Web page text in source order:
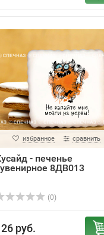
избранное сравнить
- печенье
8ДВ013
(0)
руб.